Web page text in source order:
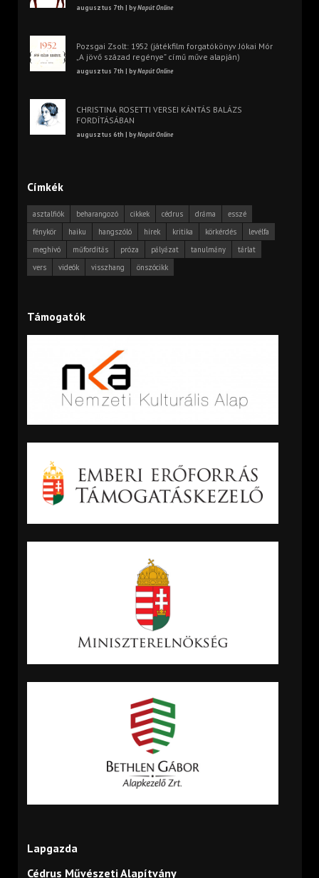
augusztus 7th | byNapút Online
Pozsgai Zsolt: 1952 (játékfilm forgatókönyv Jókai Mór
„A jövő század regénye” című műve alapján)
augusztus 7th | byNapút Online
CHRISTINA ROSETTI VERSEI KÁNTÁS BALÁZS
FORDÍTÁSÁBAN
augusztus 6th | byNapút Online
Címkék
asztalfiók beharangozó cikkek cédrus dráma
esszé
fénykör
haiku hangszóló hírek kritika körkérdés
levélfa
meghívó
műfordítás próza pályázat tanulmány
tárlat
vers
videók visszhang önszócikk
Támogatók
Lapgazda
Cédrus Művészeti Alapítvány